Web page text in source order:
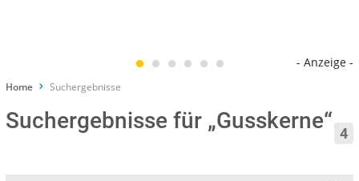
- Anzeige -
Home Suchergebnisse
Suchergebnisse für „Gusskerne“ 4